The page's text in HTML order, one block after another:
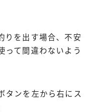
りを出す場合、不安
って間違わないよう
タンを左から右にス